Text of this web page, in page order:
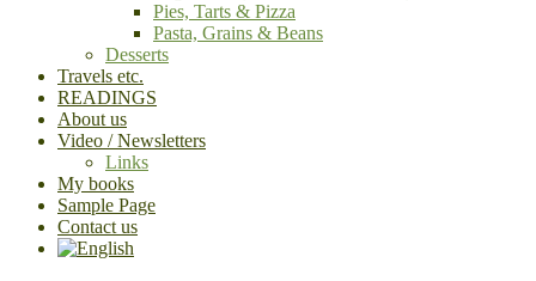
Pies, Tarts & Pizza
Pasta, Grains & Beans
Desserts
Travels etc.
READINGS
About us
Video / Newsletters
Links
My books
Sample Page
Contact us